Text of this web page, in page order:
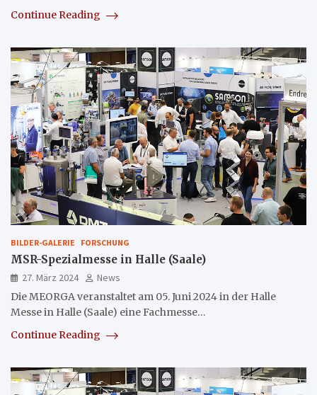
Continue Reading
BILDER-GALERIE FORSCHUNG
MSR-Spezialmesse in Halle (Saale)
27. März 2024
News
Die MEORGA veranstaltet am 05. Juni 2024 in der Halle
Messe in Halle (Saale) eine Fachmesse…
Continue Reading